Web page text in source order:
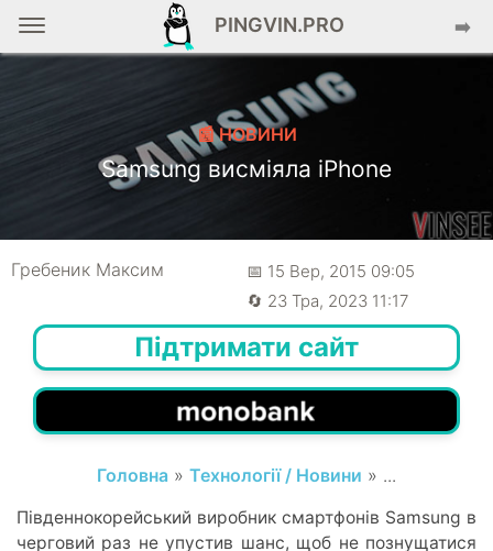
PINGVIN.PRO ➡️
📰 НОВИНИ
Samsung висміяла iPhone
Гребеник Максим
📅 15 Вер, 2015 09:05
🔄 23 Тра, 2023 11:17
Підтримати сайт
Головна » Технології / Новини » ...
Південнокорейський виробник смартфонів Samsung в
черговий раз не упустив шанс, щоб не познущатися